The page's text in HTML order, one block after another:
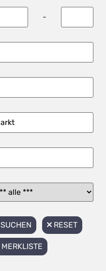
-
SUCHEN RESET
MERKLISTE